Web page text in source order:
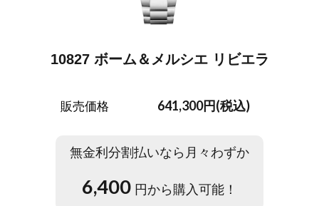
10827 ボーム＆メルシエ リビエラ
販売価格 641,300円(税込)
無金利分割払いなら月々わずか
6,400 円から購入可能！